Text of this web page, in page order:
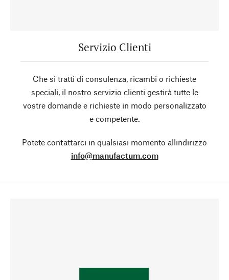
Servizio Clienti
Che si tratti di consulenza, ricambi o richieste
speciali, il nostro servizio clienti gestirà tutte le
vostre domande e richieste in modo personalizzato
e competente.
Potete contattarci in qualsiasi momento allindirizzo
info@manufactum.com